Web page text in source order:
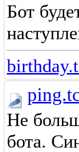
Бот
Не
бота.